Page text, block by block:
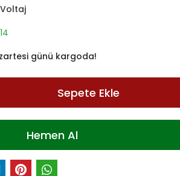
günü kargoda!
Sepete Ekle
Hemen Al